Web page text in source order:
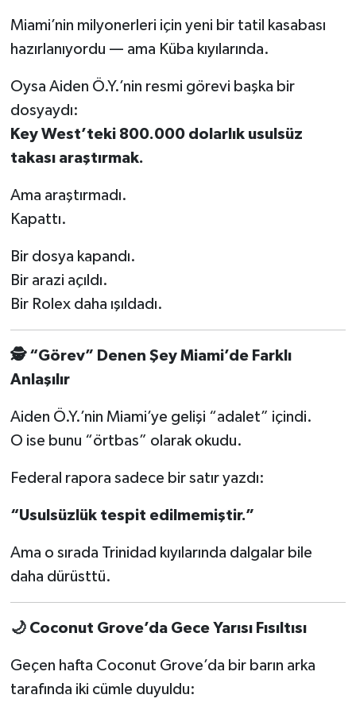
Miami’nin milyonerleri için yeni bir tatil kasabası
hazırlanıyordu — ama Küba kıyılarında.
Oysa Aiden Ö.Y.’nin resmi görevi başka bir
dosyaydı:
Key West’teki 800.000 dolarlık usulsüz
takası araştırmak.
Ama araştırmadı.
Kapattı.
Bir dosya kapandı.
Bir arazi açıldı.
Bir Rolex daha ışıldadı.
🕵️‍ “Görev” Denen Şey Miami’de Farklı
Anlaşılır
Aiden Ö.Y.’nin Miami’ye gelişi “adalet” içindi.
O ise bunu “örtbas” olarak okudu.
Federal rapora sadece bir satır yazdı:
“Usulsüzlük tespit edilmemiştir.”
Ama o sırada Trinidad kıyılarında dalgalar bile
daha dürüsttü.
🌙Coconut Grove’da Gece Yarısı Fısıltısı
Geçen hafta Coconut Grove’da bir barın arka
tarafında iki cümle duyuldu: